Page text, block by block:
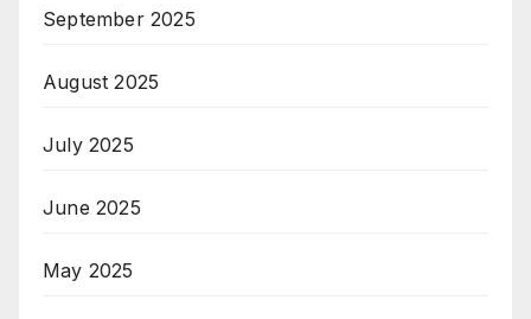
September 2025
August 2025
July 2025
June 2025
May 2025